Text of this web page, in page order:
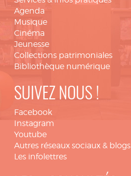
Agenda
Musique
Cinéma
Jeunesse
Collections patrimoniales
Bibliothèque numérique
SUIVEZ NOUS !
Facebook
Instagram
Youtube
Autres réseaux sociaux & blogs
Les infolettres